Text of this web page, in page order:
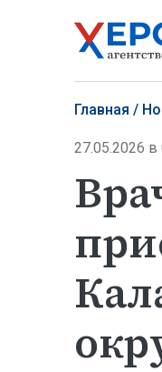
Главная
27.05.2026 в